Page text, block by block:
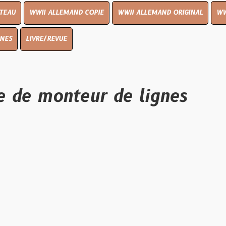
ALLEMAND COPIE WWII ALLEMAND ORIGINAL WWII UK
de lignes